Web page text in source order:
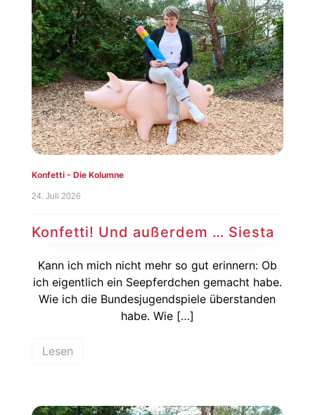
Konfetti - Die Kolumne
24. Juli 2026
Konfetti! Und außerdem … Siesta
Kann ich mich nicht mehr so gut erinnern: Ob
ich eigentlich ein Seepferdchen gemacht habe.
Wie ich die Bundesjugendspiele überstanden
habe. Wie […]
Lesen